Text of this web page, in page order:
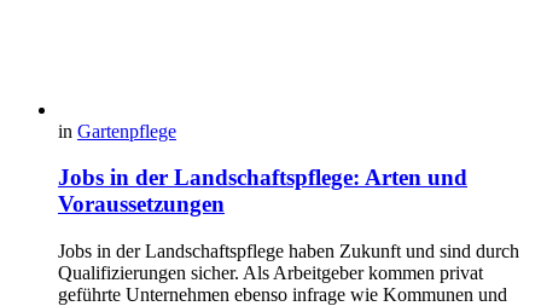
in Gartenpflege
Jobs in der Landschaftspflege: Arten und
Voraussetzungen
Jobs in der Landschaftspflege haben Zukunft und sind durch
Qualifizierungen sicher. Als Arbeitgeber kommen privat
geführte Unternehmen ebenso infrage wie Kommunen und